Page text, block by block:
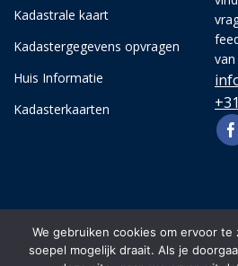
Kadastrale kaart
Kadastergegevens opvragen
Huis Informatie
Kadasterkaarten
van
We gebruiken cookies om ervoor
soepel mogelijk draait. Als je